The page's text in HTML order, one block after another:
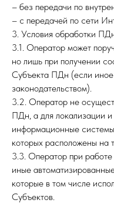
– без передачи по
– с передачей по сети
3. Условия обработки
3.1. Оператор может
но лишь при получении
Субъекта ПДн (если иное
законодательством).
3.2. Оператор не
ПДн, а для локализации
информационные
которых расположены на
3.3. Оператор при
иные
которые в том числе
Субъектов.